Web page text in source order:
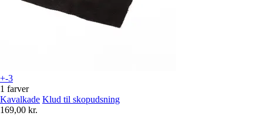
+-3
1 farver
Kavalkade Klud til skopudsning
169,00 kr.